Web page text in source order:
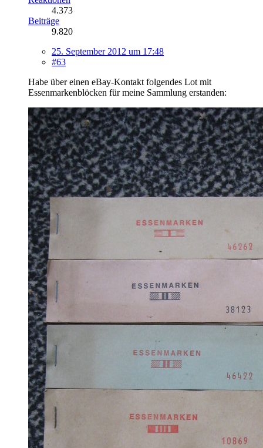
4.373
Beiträge
9.820
25. September 2012 um 17:48
#63
Habe über einen eBay-Kontakt folgendes Lot mit
Essenmarkenblöcken für meine Sammlung erstanden: